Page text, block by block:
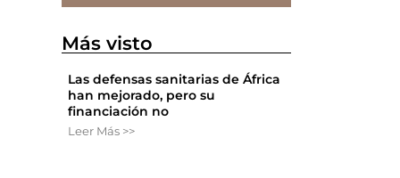
Más visto
Las defensas sanitarias de África
han mejorado, pero su
financiación no
Leer Más >>